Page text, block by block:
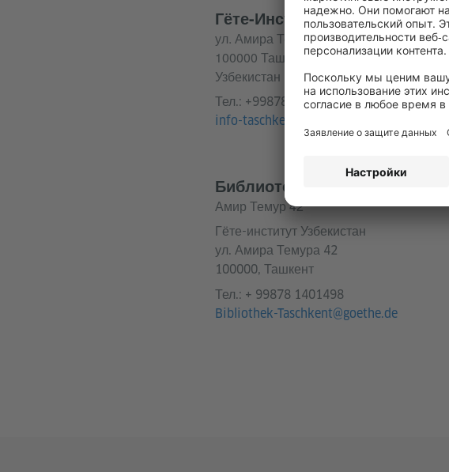
Гёте-Институт Узбекистан
ул. Амира Темура 42
100000 Ташкент,
Узбекистан
Тел.: +99878 1401470
info-taschkent@goethe.de
Библиотека Ташкент
Амир Темур 42
Гёте-институт Узбекистан
ул. Амира Темура 42
100000, Ташкент
Тел.: + 99878 1401498
Bibliothek-Taschkent@goethe.de